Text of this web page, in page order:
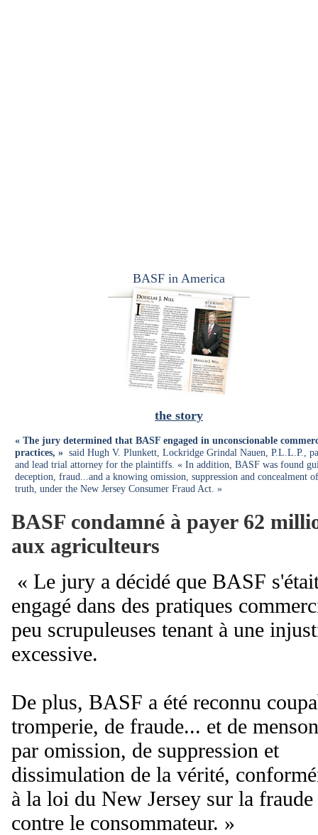
BASF in America
the story
« The jury determined that BASF engaged in unconscionable
practices, » said Hugh V. Plunkett, Lockridge Grindal Nauen, P.L.L.P.,
and lead trial attorney for the plaintiffs. « In addition, BASF was found
deception, fraud...and a knowing omission, suppression and concealment
truth, under the New Jersey Consumer Fraud Act. »
BASF condamné à payer 62
aux agriculteurs
« Le jury a décidé que BASF
engagé dans des pratiques
peu scrupuleuses tenant à une
excessive.
De plus, BASF a été reconnu
tromperie, de fraude... et de
par omission, de suppression et
dissimulation de la vérité,
à la loi du New Jersey sur la fraude
contre le consommateur. »